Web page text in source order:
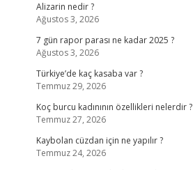
Alizarin nedir ?
Ağustos 3, 2026
7 gün rapor parası ne kadar 2025 ?
Ağustos 3, 2026
Türkiye’de kaç kasaba var ?
Temmuz 29, 2026
Koç burcu kadınının özellikleri nelerdir ?
Temmuz 27, 2026
Kaybolan cüzdan için ne yapılır ?
Temmuz 24, 2026